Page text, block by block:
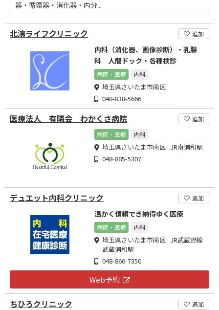
器・循環器・消化器・内分...
北濱ライフクリニック 追加
内科（消化器、画像診断）・乳腺
科 人間ドック・各種検診
病院・医療 内科
埼玉県さいたま市南区
048-838-5666
医療法人 有隣会 わかくさ病院
追加
病院・医療
内科
埼玉県さいたま市南区 JR南浦和駅
048-885-5307
デュエット内科クリニック 追加
温かく信頼でき納得ゆく医療
病院・医療 内科
埼玉県さいたま市南区 JR武蔵野線
武蔵浦和駅
048-866-7350
Web予約
ちひろクリニック
追加